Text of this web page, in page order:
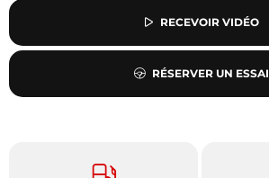
RECEVOIR VIDÉO
RÉSERVER UN ESSAI